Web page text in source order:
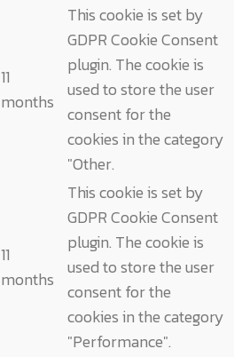
11
months
This cookie is set by
GDPR Cookie Consent
plugin. The cookie is
used to store the user
consent for the
cookies in the category
"Other.
11
months
This cookie is set by
GDPR Cookie Consent
plugin. The cookie is
used to store the user
consent for the
cookies in the category
"Performance".